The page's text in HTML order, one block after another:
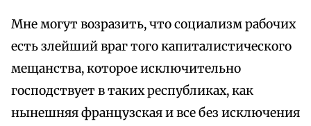
Мне могут возразить, что социализм рабочих
есть злейший враг того капиталистического
мещанства, которое исключительно
господствует в таких республиках, как
нынешняя французская и все без исключения